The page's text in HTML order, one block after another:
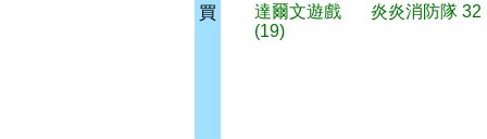
買
達爾文遊戲
(19)
炎炎消防隊 32